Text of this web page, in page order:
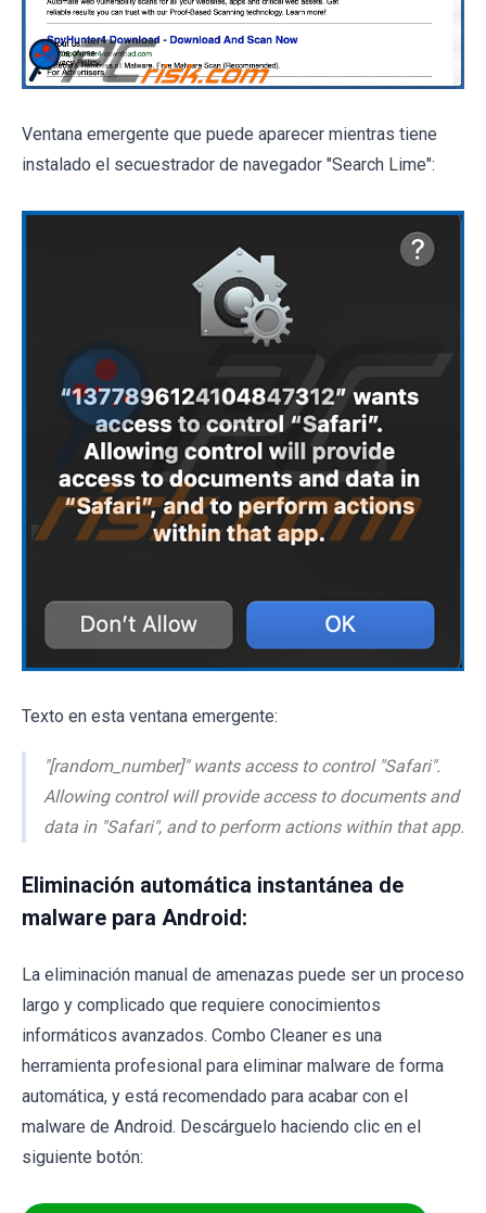
Ventana emergente que puede aparecer mientras tiene
instalado el secuestrador de navegador "Search Lime":
Texto en esta ventana emergente:
"[random_number]" wants access to control "Safari".
Allowing control will provide access to documents and
data in "Safari", and to perform actions within that app.
Eliminación automática instantánea de
malware para Android:
La eliminación manual de amenazas puede ser un proceso
largo y complicado que requiere conocimientos
informáticos avanzados. Combo Cleaner es una
herramienta profesional para eliminar malware de forma
automática, y está recomendado para acabar con el
malware de Android. Descárguelo haciendo clic en el
siguiente botón: